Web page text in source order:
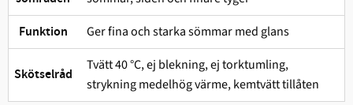
Funktion Ger fina och starka sömmar med glans
Skötselråd
Tvätt 40 °C, ej blekning, ej torktumling,
strykning medelhög värme, kemtvätt tillåten